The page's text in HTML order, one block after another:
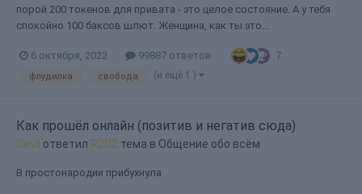
порой 200 токенов для привата - это целое состояние. А у тебя
спокойно 100 баксов шлют. Женщина, как ты это...
6 октября, 2022 99887 ответов 7
флудилка свобода (и ещё 1 )
Как прошёл онлайн (позитив и негатив сюда)
Devil ответил R2D2 тема в Общение обо всём
В простонародии прибухнула